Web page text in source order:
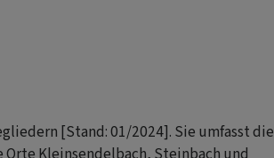
[Stand: 01/2024]. Sie umfasst die